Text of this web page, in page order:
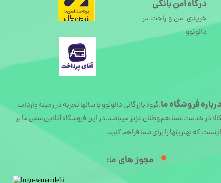
دربارهفروشگاه ما:گروه بازرگانی دالونوو با سالها تجربه در زمینه واردات
کالا در خدمت شما هم وطنان عزیز میباشد.در این فروشگاه آنلاین سعی ما بر
اینست که بهترینها را برای شما فراهم کنیم.
درگاه امن بانکی
خریدی امن و راحت در
دالونوو
مجوز های ما:​